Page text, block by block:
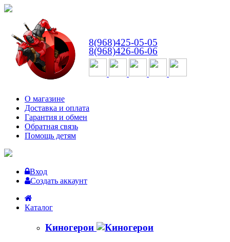
8(968)425-05-05
8(968)426-06-06
О магазине
Доставка и оплата
Гарантия и обмен
Обратная связь
Помощь детям
Вход
Создать аккаунт
Каталог
Киногерои